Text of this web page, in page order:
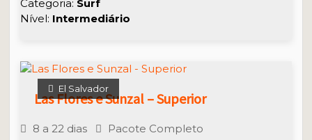
Categoria: Surf
Nível: Intermediário
El Salvador
Las Flores e Sunzal – Superior
8 a 22 dias Pacote Completo